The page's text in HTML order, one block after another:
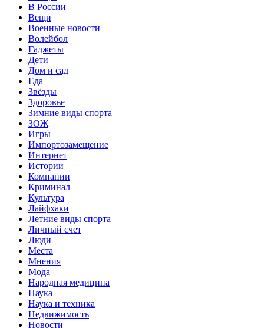
В России
Вещи
Военные новости
Волейбол
Гаджеты
Дети
Дом и сад
Еда
Звёзды
Здоровье
Зимние виды спорта
ЗОЖ
Игры
Импортозамещение
Интернет
Истории
Компании
Криминал
Культура
Лайфхаки
Летние виды спорта
Личный счет
Люди
Места
Мнения
Мода
Народная медицина
Наука
Наука и техника
Недвижимость
Новости